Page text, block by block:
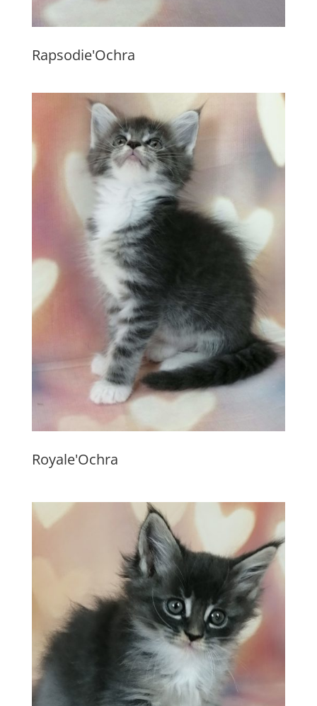
Rapsodie'Ochra
Royale'Ochra